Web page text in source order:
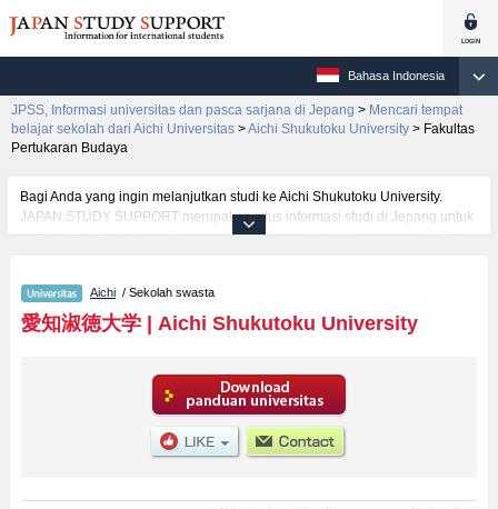
Bahasa Indonesia
JPSS, Informasi universitas dan pasca sarjana di Jepang > Mencari tempat
belajar sekolah dari Aichi Universitas >Aichi Shukutoku University > Fakultas
Pertukaran Budaya
Bagi Anda yang ingin melanjutkan studi ke Aichi Shukutoku University.
JAPAN STUDY SUPPORT merupakan situs informasi studi di Jepang untuk
para pelajar/mahasiswa(i) mancanegara yang dikelola bersama oleh The
Pertukaran BudayaatauFakultas Fakultas BisnisatauFakultas Fakultas
Komunikasi GlobalatauFakultas Center for Japanese Language and
CultureatauFakultas LettersatauFakultas Human InformaticsatauFakultas
and Medical SciencesatauFakultas Food and Health SciencesatauFakultas
Human ServicesatauFakultas Education (tentative translation)atauFakultas
Architecture (tentative translation), Aichi Shukutoku University. Bagi yang
mencari informasi melanjutkan studi ke Aichi Shukutoku University, silakan
memanfaatkannya. Selain itu, kami juga menyediakan informasi sekitar
siap menerima mahasiswa(i) mancanegara.
Aichi / Sekolah swasta
愛知淑徳大学| Aichi Shukutoku University